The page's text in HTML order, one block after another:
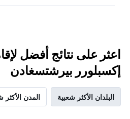
اعثر على نتائج أفضل
إكسبلورر بيرشتسغادن
البلدان الأكثر شعبية المدن الأكثر